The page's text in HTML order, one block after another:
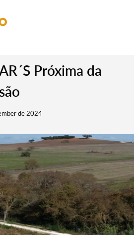
Próxima da
de 2024